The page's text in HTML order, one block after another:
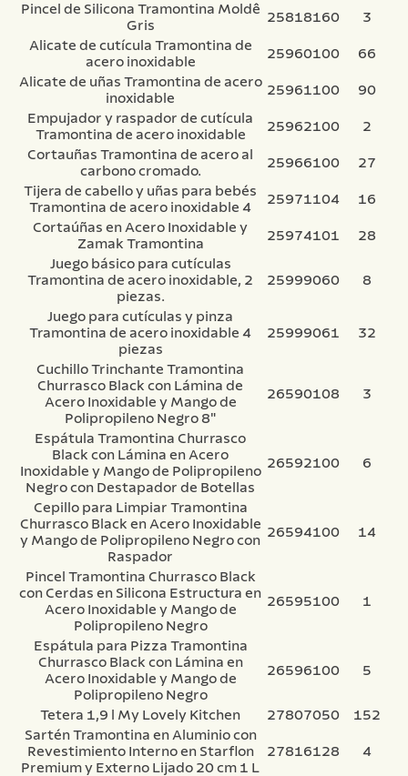
Pincel de Silicona Tramontina Moldê
Gris
25818160
3
Alicate de cutícula Tramontina de
acero inoxidable
25960100
66
Alicate de uñas Tramontina de acero
inoxidable
25961100
90
Empujador y raspador de cutícula
Tramontina de acero inoxidable
25962100
2
Cortauñas Tramontina de acero al
carbono cromado.
25966100
27
Tijera de cabello y uñas para bebés
Tramontina de acero inoxidable 4
25971104
16
Cortaúñas en Acero Inoxidable y
Zamak Tramontina
25974101
28
Juego básico para cutículas
Tramontina de acero inoxidable, 2
piezas.
25999060 8
Juego para cutículas y pinza
Tramontina de acero inoxidable 4
piezas
25999061 32
Cuchillo Trinchante Tramontina
Churrasco Black con Lámina de
Acero Inoxidable y Mango de
Polipropileno Negro 8"
26590108 3
Espátula Tramontina Churrasco
Black con Lámina en Acero
Inoxidable y Mango de Polipropileno
Negro con Destapador de Botellas
26592100 6
Cepillo para Limpiar Tramontina
Churrasco Black en Acero Inoxidable
y Mango de Polipropileno Negro con
Raspador
26594100 14
Pincel Tramontina Churrasco Black
con Cerdas en Silicona Estructura en
Acero Inoxidable y Mango de
Polipropileno Negro
26595100 1
Espátula para Pizza Tramontina
Churrasco Black con Lámina en
Acero Inoxidable y Mango de
Polipropileno Negro
26596100 5
Tetera 1,9 l My Lovely Kitchen 27807050
152
Sartén Tramontina en Aluminio con
Revestimiento Interno en Starflon
Premium y Externo Lijado 20 cm 1 L
27816128 4